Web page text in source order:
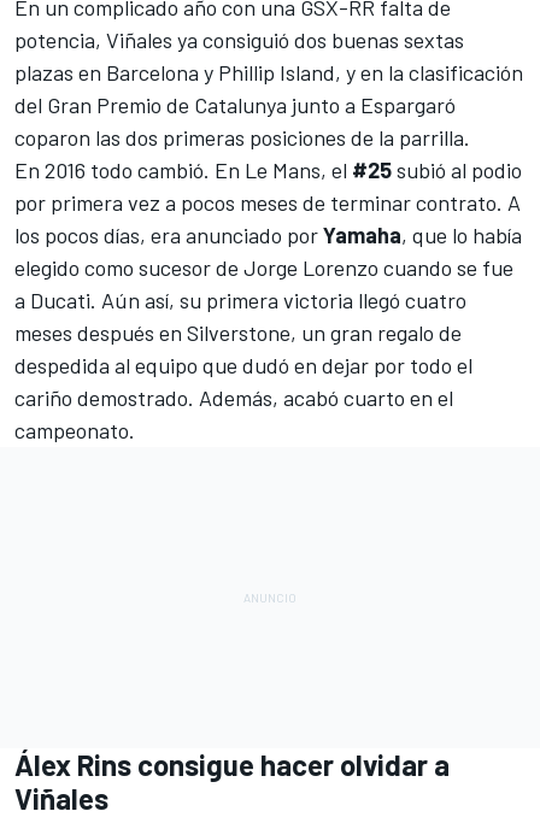
En un complicado año con una GSX-RR falta de
potencia, Viñales ya consiguió dos buenas sextas
plazas en Barcelona y Phillip Island, y en la clasificación
del Gran Premio de Catalunya junto a Espargaró
coparon las dos primeras posiciones de la parrilla.
En 2016 todo cambió. En Le Mans, el #25subió al podio
por primera vez a pocos meses de terminar contrato. A
los pocos días, era anunciado porYamaha, que lo había
elegido como sucesor de Jorge Lorenzo cuando se fue
a Ducati. Aún así, su primera victoria llegó cuatro
meses después en Silverstone, un gran regalo de
despedida al equipo que dudó en dejar por todo el
cariño demostrado. Además, acabó cuarto en el
campeonato.
Álex Rins consigue hacer olvidar a
Viñales